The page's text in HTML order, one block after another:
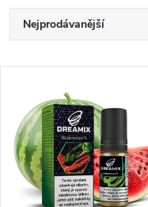
Ř
a
z
e
n
Nejprodávanější
Nejdražší
Abecedně
ý
p